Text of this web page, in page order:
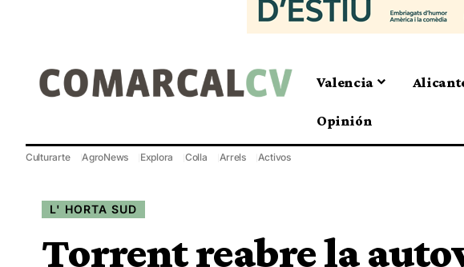
Valencia
Opinión
Culturarte AgroNews Explora Colla Arrels Activos
L' HORTA SUD
Torrent reabre la